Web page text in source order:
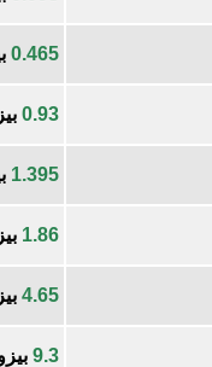
0.465
0.93
1.395
1.86
4.65
9.3